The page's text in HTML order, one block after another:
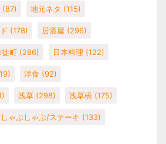
(87) 地元ネタ (115)
(178) 居酒屋 (296)
徒町 (286) 日本料理 (122)
洋食 (92)
浅草 (298) 浅草橋 (175)
ゃぶしゃぶ/ステーキ (133)